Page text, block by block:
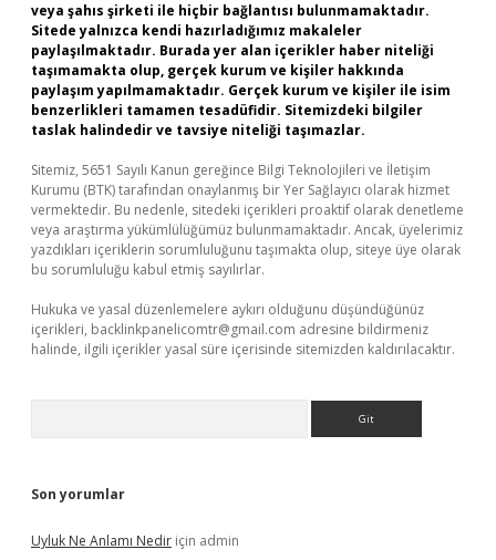
veya şahıs şirketi ile hiçbir bağlantısı bulunmamaktadır.
Sitede yalnızca kendi hazırladığımız makaleler
paylaşılmaktadır. Burada yer alan içerikler haber niteliği
taşımamakta olup, gerçek kurum ve kişiler hakkında
paylaşım yapılmamaktadır. Gerçek kurum ve kişiler ile isim
benzerlikleri tamamen tesadüfidir. Sitemizdeki bilgiler
taslak halindedir ve tavsiye niteliği taşımazlar.
Sitemiz, 5651 Sayılı Kanun gereğince Bilgi Teknolojileri ve İletişim
Kurumu (BTK) tarafından onaylanmış bir Yer Sağlayıcı olarak hizmet
vermektedir. Bu nedenle, sitedeki içerikleri proaktif olarak denetleme
veya araştırma yükümlülüğümüz bulunmamaktadır. Ancak, üyelerimiz
yazdıkları içeriklerin sorumluluğunu taşımakta olup, siteye üye olarak
bu sorumluluğu kabul etmiş sayılırlar.
Hukuka ve yasal düzenlemelere aykırı olduğunu düşündüğünüz
içerikleri, backlinkpanelicomtr@gmail.com adresine bildirmeniz
halinde, ilgili içerikler yasal süre içerisinde sitemizden kaldırılacaktır.
Son yorumlar
Uyluk Ne Anlamı Nedir için admin